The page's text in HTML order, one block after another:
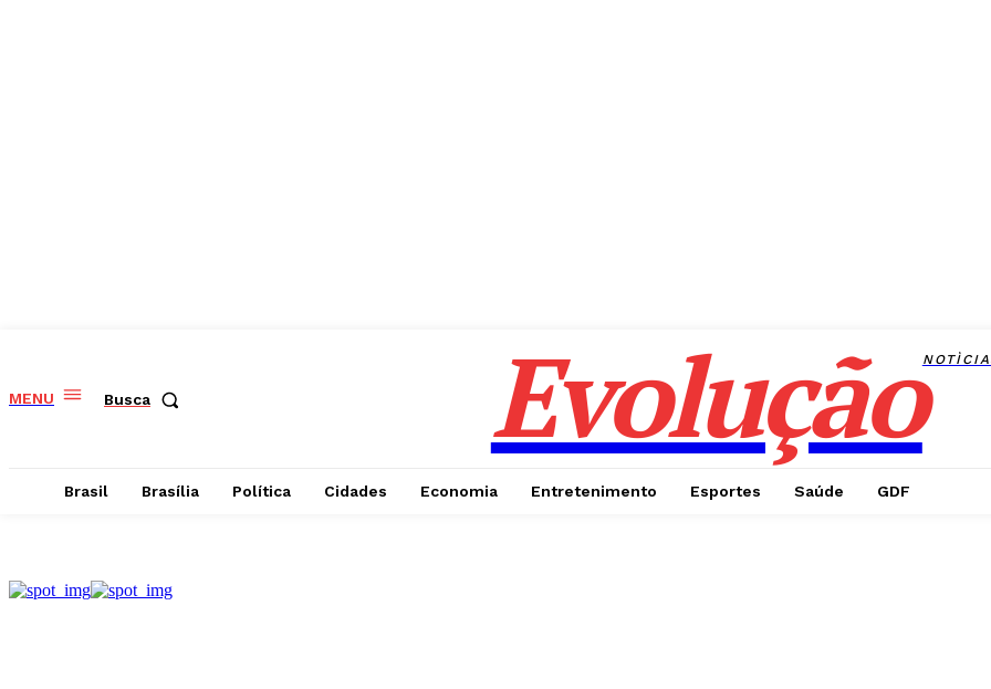
MENU Busca Evolução
Brasil Brasília Política Cidades Economia Entretenimento Esportes Saúde GDF